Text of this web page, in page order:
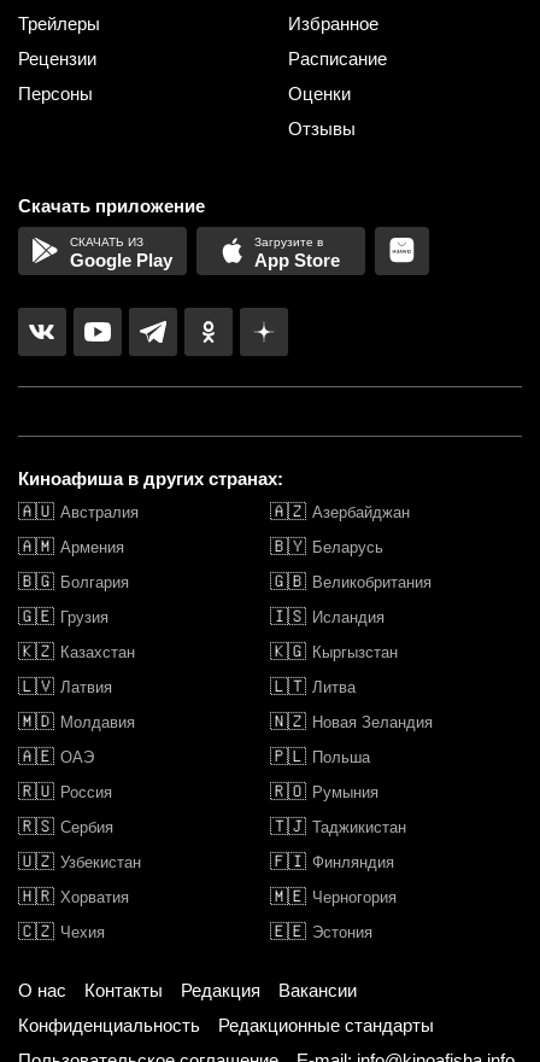
Трейлеры
Рецензии
Персоны
Избранное
Расписание
Оценки
Отзывы
Скачать приложение
Google Play App Store
Киноафиша в других странах:
🇦🇺 Австралия 🇦🇿 Азербайджан
🇦🇲 Армения 🇧🇾 Беларусь
🇧🇬 Болгария 🇬🇧 Великобритания
🇬🇪 Грузия 🇮🇸 Исландия
🇰🇿 Казахстан 🇰🇬 Кыргызстан
🇱🇻 Латвия 🇱🇹 Литва
🇲🇩 Молдавия 🇳🇿 Новая Зеландия
🇦🇪 ОАЭ 🇵🇱 Польша
🇷🇺 Россия 🇷🇴 Румыния
🇷🇸 Сербия 🇹🇯 Таджикистан
🇺🇿 Узбекистан 🇫🇮 Финляндия
🇭🇷 Хорватия 🇲🇪 Черногория
🇨🇿 Чехия 🇪🇪 Эстония
О нас Контакты Редакция
Вакансии
Конфиденциальность
Редакционные стандарты